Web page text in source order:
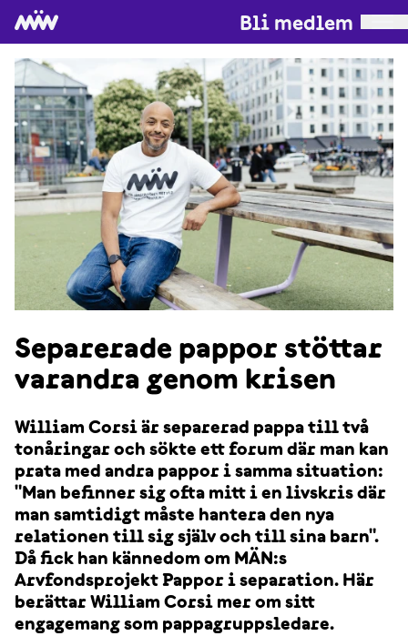
Bli medlem
Separerade pappor stöttar
varandra genom krisen
William Corsi är separerad pappa till två
tonåringar och sökte ett forum där man kan
prata med andra pappor i samma situation:
"Man befinner sig ofta mitt i en livskris där
man samtidigt måste hantera den nya
relationen till sig själv och till sina barn".
Då fick han kännedom om MÄN:s
Arvfondsprojekt Pappor i separation. Här
berättar William Corsi mer om sitt
engagemang som pappagruppsledare.